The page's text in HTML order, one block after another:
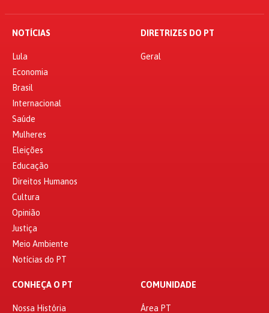
NOTÍCIAS
Lula
Economia
Brasil
Internacional
Saúde
Mulheres
Eleições
Educação
Direitos Humanos
Cultura
Opinião
Justiça
Meio Ambiente
Notícias do PT
DIRETRIZES DO PT
Geral
CONHEÇA O PT
Nossa História
COMUNIDADE
Área PT